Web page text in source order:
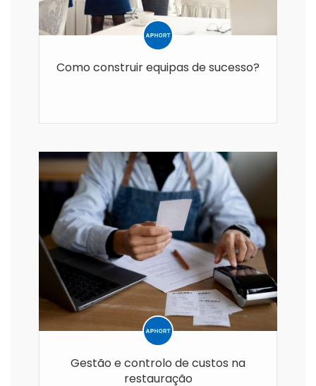
Como construir equipas de sucesso?
Gestão e controlo de custos na
restauração